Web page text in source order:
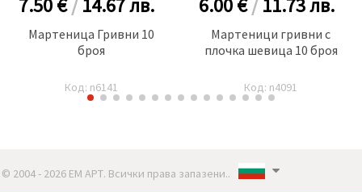
Мартеница Гривни 10
броя
Код: n6141
Мартеници гривни с
плочка шевица 10 броя
Код: n4091
© 2004 - 2026 ЕМ АРТ. Всички права запазени..